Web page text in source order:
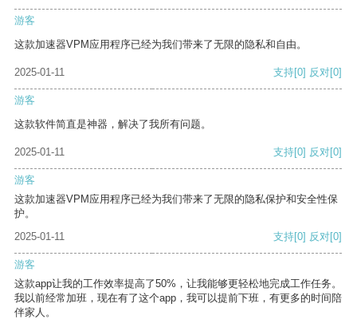
游客
这款加速器VPM应用程序已经为我们带来了无限的隐私和自由。
2025-01-11 支持[0] 反对[0]
游客
这款软件简直是神器，解决了我所有问题。
2025-01-11 支持[0] 反对[0]
游客
这款加速器VPM应用程序已经为我们带来了无限的隐私保护和安全性保
护。
2025-01-11
支持[0] 反对[0]
游客
这款app让我的工作效率提高了50%，让我能够更轻松地完成工作任务。
我以前经常加班，现在有了这个app，我可以提前下班，有更多的时间陪
伴家人。